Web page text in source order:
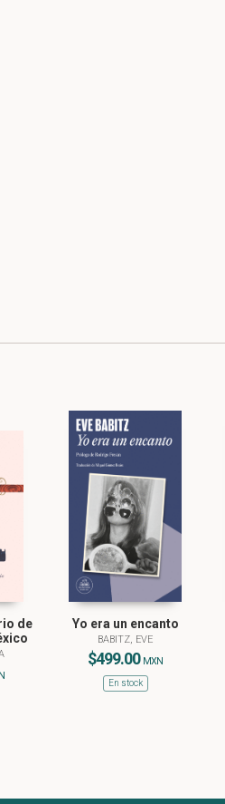
de
Yo era un encanto
BABITZ, EVE
$499.00 MXN
En stock